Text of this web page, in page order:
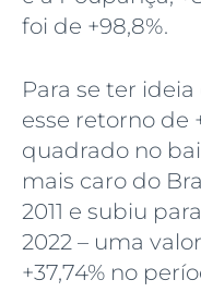
foi de +98,8%.
Para se ter
esse retorno de
quadrado no
mais caro do
2011 e subiu
2022 – uma
+37,74% no